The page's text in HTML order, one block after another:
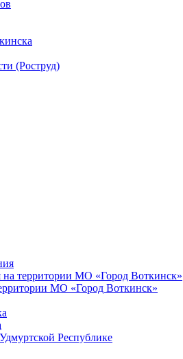
(Роструд)
территории МО «Город Воткинск»
МО «Город Воткинск»
Республике